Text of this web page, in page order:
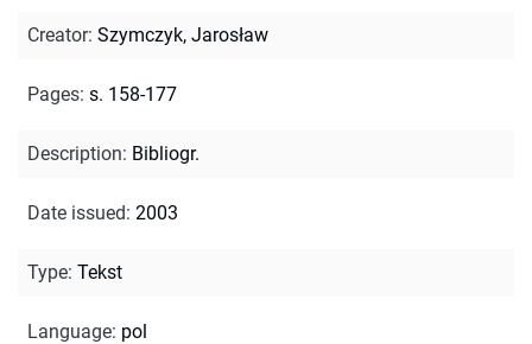
Creator: Szymczyk, Jarosław
Pages: s. 158-177
Description: Bibliogr.
Date issued: 2003
Type: Tekst
Language: pol